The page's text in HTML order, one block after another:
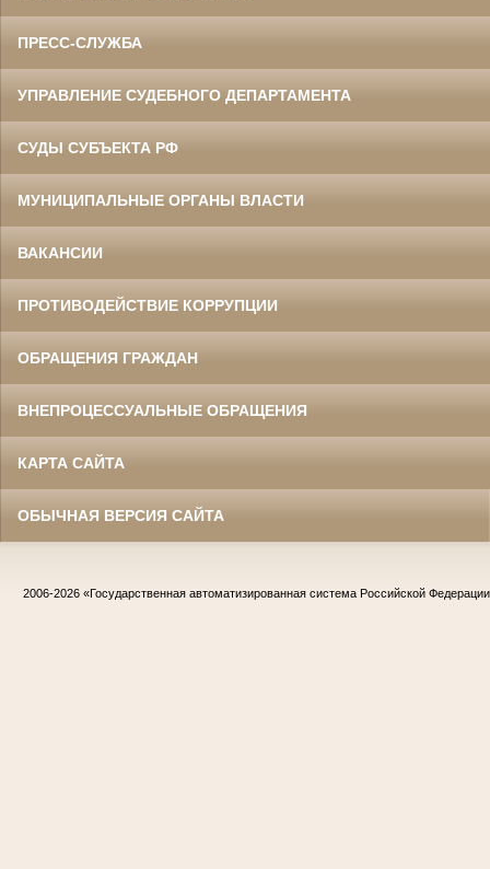
ПРЕСС-СЛУЖБА
УПРАВЛЕНИЕ СУДЕБНОГО ДЕПАРТАМЕНТА
СУДЫ СУБЪЕКТА РФ
МУНИЦИПАЛЬНЫЕ ОРГАНЫ ВЛАСТИ
ВАКАНСИИ
ПРОТИВОДЕЙСТВИЕ КОРРУПЦИИ
ОБРАЩЕНИЯ ГРАЖДАН
ВНЕПРОЦЕССУАЛЬНЫЕ ОБРАЩЕНИЯ
КАРТА САЙТА
ОБЫЧНАЯ ВЕРСИЯ САЙТА
2006-2026 «Государственная автоматизированная система Российской